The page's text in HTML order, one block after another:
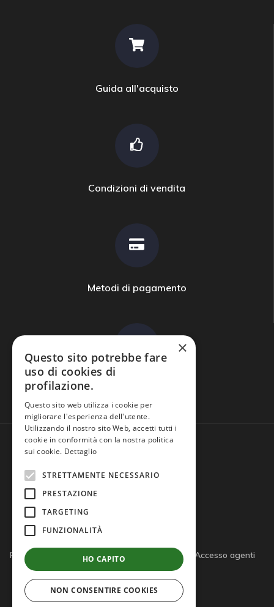
Guida all'acquisto
Condizioni di vendita
Metodi di pagamento
Domande frequenti
Privacy policy Cookie policy Note legali
Accesso agenti
×
Questo sito potrebbe fare
uso di cookies di
profilazione.
Questo sito web utilizza i cookie per
migliorare l'esperienza dell'utente.
Utilizzando il nostro sito Web, accetti tutti i
cookie in conformità con la nostra politica
sui cookie. Dettaglio
STRETTAMENTE NECESSARIO
PRESTAZIONE
TARGETING
FUNZIONALITÀ
HO CAPITO
NON CONSENTIRE COOKIES